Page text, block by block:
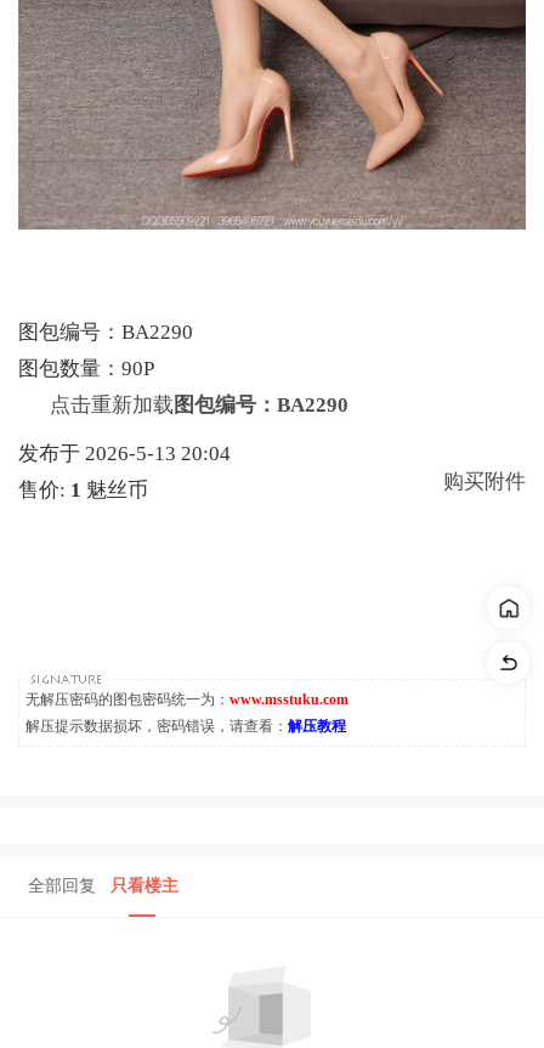
图包编号：BA2290
图包数量：90P
点击重新加载 图包编号：BA2290
发布于 2026-5-13 20:04
售价: 1 魅丝币 购买附件
无解压密码的图包密码统一为： www.msstuku.com
解压提示数据损坏，密码错误，请查看： 解压教程
全部回复 只看楼主